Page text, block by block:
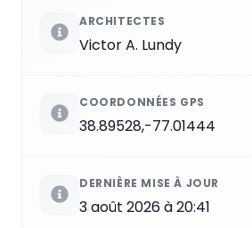
ARCHITECTES
Victor A. Lundy
COORDONNÉES GPS
38.89528,-77.01444
DERNIÈRE MISE À JOUR
3 août 2026 à 20:41